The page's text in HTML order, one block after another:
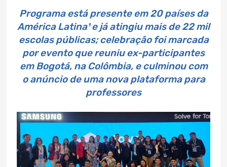
Programa está presente em 20 países da
América Latina¹ e já atingiu mais de 22 mil
escolas públicas; celebração foi marcada
por evento que reuniu ex-participantes
em Bogotá, na Colômbia, e culminou com
o anúncio de uma nova plataforma para
professores